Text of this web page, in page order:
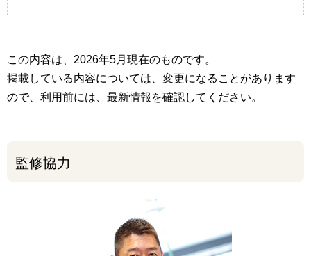
この内容は、2026年5月現在のものです。
掲載している内容については、変更になることがあります
ので、利用前には、最新情報を確認してください。
監修協力